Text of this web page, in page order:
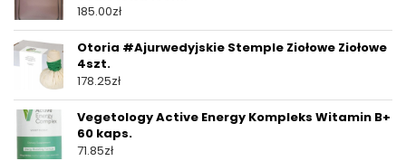
185.00zł
Otoria #Ajurwedyjskie Stemple Ziołowe Ziołowe
4szt.
178.25zł
Vegetology Active Energy Kompleks Witamin B+
60 kaps.
71.85zł